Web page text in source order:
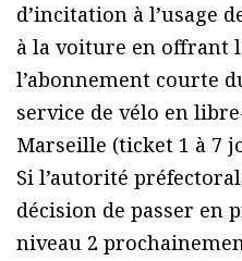
d’incitation à l’usage
à la voiture en offrant
l’abonnement courte
service de vélo en
Marseille (ticket 1 à 7
Si l’autorité
décision de passer en
niveau 2